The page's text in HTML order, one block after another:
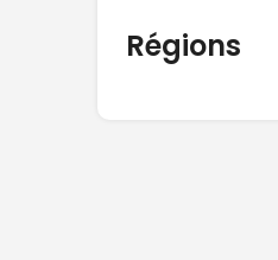
Régions